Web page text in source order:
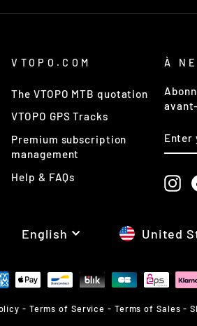
VTOPO.COM
The VTOPO MTB quotation
VTOPO GPS Tracks
Premium subscription
management
Help & FAQs
À
YOUR
LANGUAGE
English United
- Terms of Service - Terms of Sales -